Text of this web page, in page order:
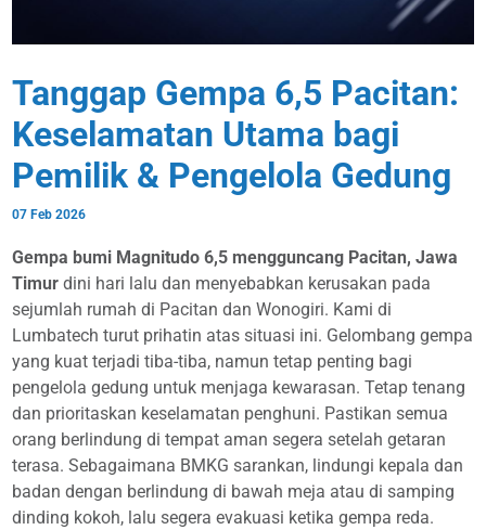
Tanggap Gempa 6,5 Pacitan:
Keselamatan Utama bagi
Pemilik & Pengelola Gedung
07 Feb 2026
Gempa bumi Magnitudo 6,5 mengguncang Pacitan, Jawa
Timur dini hari lalu dan menyebabkan kerusakan pada
sejumlah rumah di Pacitan dan Wonogiri. Kami di
Lumbatech turut prihatin atas situasi ini. Gelombang gempa
yang kuat terjadi tiba-tiba, namun tetap penting bagi
pengelola gedung untuk menjaga kewarasan. Tetap tenang
dan prioritaskan keselamatan penghuni. Pastikan semua
orang berlindung di tempat aman segera setelah getaran
terasa. Sebagaimana BMKG sarankan, lindungi kepala dan
badan dengan berlindung di bawah meja atau di samping
dinding kokoh, lalu segera evakuasi ketika gempa reda.